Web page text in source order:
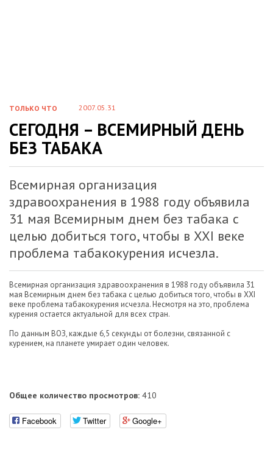
ТОЛЬКО ЧТО 2007.05.31
СЕГОДНЯ – ВСЕМИРНЫЙ ДЕНЬ
БЕЗ ТАБАКА
Всемирная организация
здравоохранения в 1988 году объявила
31 мая Всемирным днем без табака с
целью добиться того, чтобы в XXI веке
проблема табакокурения исчезла.
Всемирная организация здравоохранения в 1988 году объявила 31
мая Всемирным днем без табака с целью добиться того, чтобы в XXI
веке проблема табакокурения исчезла. Несмотря на это, проблема
курения остается актуальной для всех стран.
По данным ВОЗ, каждые 6,5 секунды от болезни, связанной с
курением, на планете умирает один человек.
Общее количество просмотров: 410
Facebook Twitter Google+